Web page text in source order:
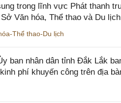
trong lĩnh vực Phát thanh
Văn hóa, Thể thao và Du lịch
Thể thao-Du lịch
ban nhân dân tỉnh Đắk Lắk
phí khuyến công trên địa